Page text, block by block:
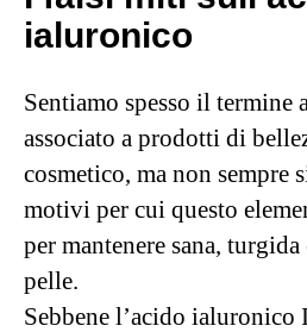
ialuronico
Sentiamo spesso il termine
associato a prodotti di
cosmetico, ma non sempre
motivi per cui questo
per mantenere sana,
pelle.
Sebbene l’acido